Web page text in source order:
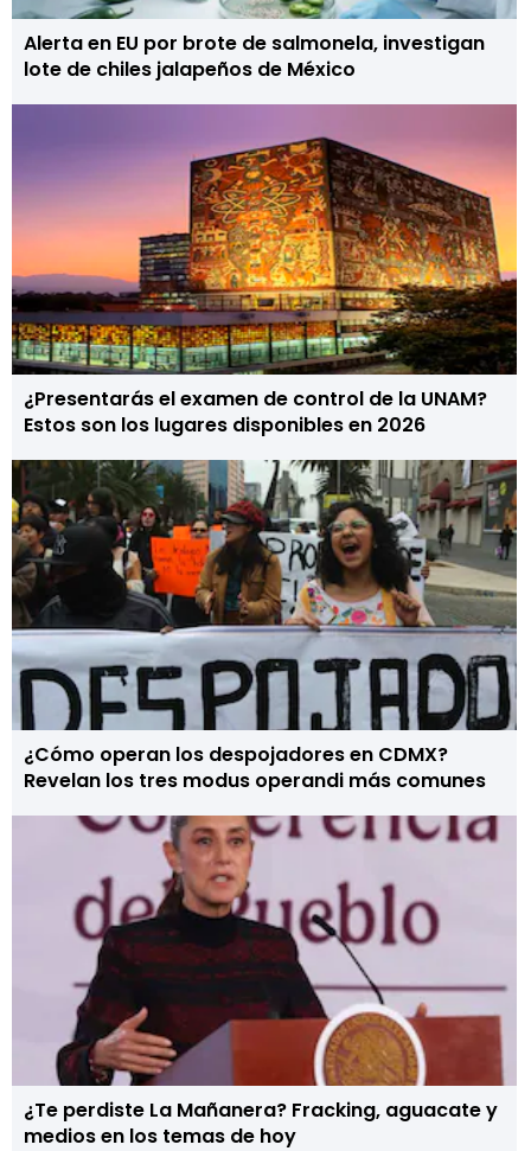
Alerta en EU por brote de salmonela, investigan
lote de chiles jalapeños de México
¿Presentarás el examen de control de la UNAM?
Estos son los lugares disponibles en 2026
¿Cómo operan los despojadores en CDMX?
Revelan los tres modus operandi más comunes
¿Te perdiste La Mañanera? Fracking, aguacate y
medios en los temas de hoy